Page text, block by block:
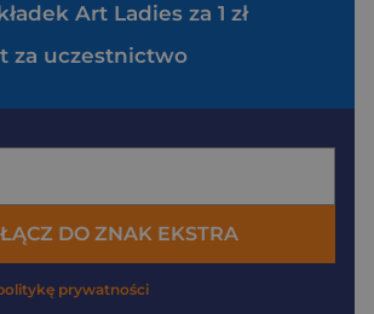
Art Ladies za 1 zł
za uczestnictwo
DO ZNAK EKSTRA
prywatności